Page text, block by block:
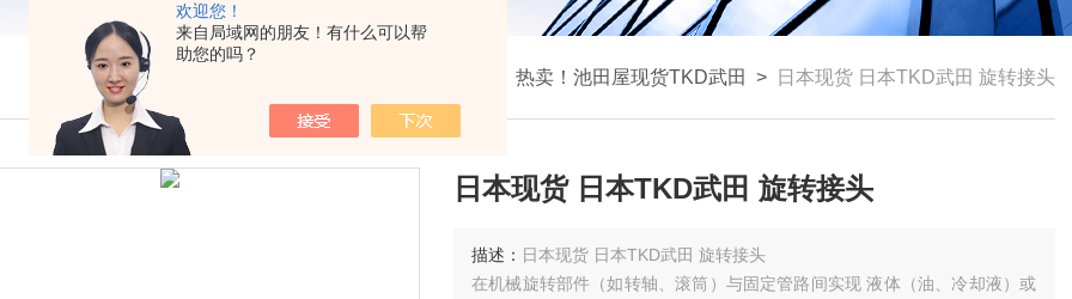
欢迎您！
来自局域网的朋友！有什么可以帮
助您的吗？
热卖！池田屋现货TKD武田 > 日本现货 日本TKD武田 旋转接头
日本现货 日本TKD武田 旋转接头
描述： 日本现货 日本TKD武田 旋转接头
在机械旋转部件（如转轴、滚筒）与固定管路间实现 ‌液体（油、冷却液）或